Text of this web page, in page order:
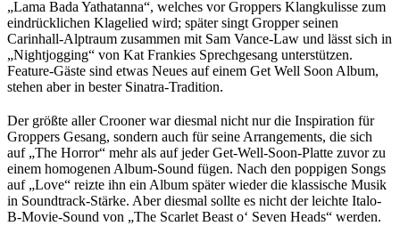
„Lama Bada Yathatanna“, welches vor Groppers Klangkulisse zum
eindrücklichen Klagelied wird; später singt Gropper seinen
Carinhall-Alptraum zusammen mit Sam Vance-Law und lässt sich in
„Nightjogging“ von Kat Frankies Sprechgesang unterstützen.
Feature-Gäste sind etwas Neues auf einem Get Well Soon Album,
stehen aber in bester Sinatra-Tradition.
Der größte aller Crooner war diesmal nicht nur die Inspiration für
Groppers Gesang, sondern auch für seine Arrangements, die sich
auf „The Horror“ mehr als auf jeder Get-Well-Soon-Platte zuvor zu
einem homogenen Album-Sound fügen. Nach den poppigen Songs
auf „Love“ reizte ihn ein Album später wieder die klassische Musik
in Soundtrack-Stärke. Aber diesmal sollte es nicht der leichte Italo-
B-Movie-Sound von „The Scarlet Beast o‘ Seven Heads“ werden.